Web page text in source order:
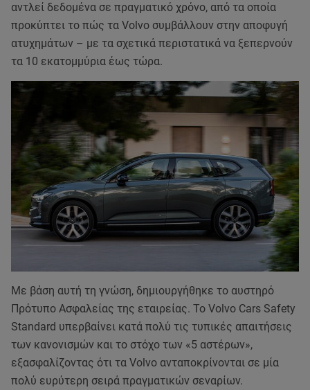
αντλεί δεδομένα σε πραγματικό χρόνο, από τα οποία
προκύπτει το πώς τα Volvo συμβάλλουν στην αποφυγή
ατυχημάτων – με τα σχετικά περιστατικά να ξεπερνούν
τα 10 εκατομμύρια έως τώρα.
Με βάση αυτή τη γνώση, δημιουργήθηκε το αυστηρό
Πρότυπο Ασφαλείας της εταιρείας. Το Volvo Cars Safety
Standard υπερβαίνει κατά πολύ τις τυπικές απαιτήσεις
των κανονισμών και το στόχο των «5 αστέρων»,
εξασφαλίζοντας ότι τα Volvo ανταποκρίνονται σε μία
πολύ ευρύτερη σειρά πραγματικών σεναρίων.